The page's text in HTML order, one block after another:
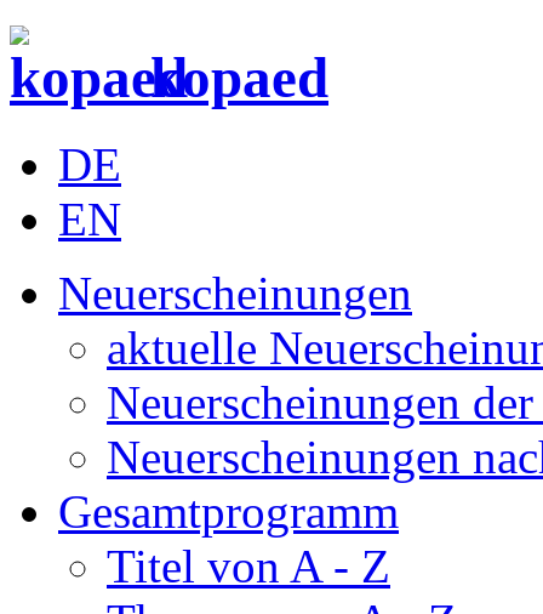
kopaed
DE
EN
Neuerscheinungen
aktuelle
Neuerscheinungen
Neuerscheinungen
Gesamtprogramm
Titel von A - Z